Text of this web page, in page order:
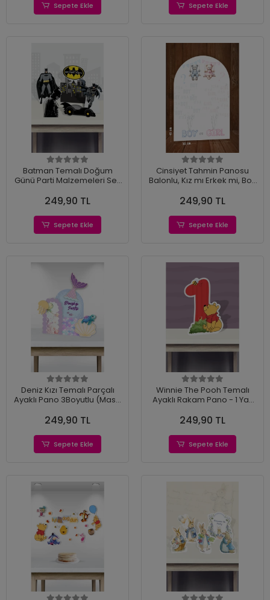
Sepete Ekle Sepete Ekle
Batman Temalı Doğum
Günü Parti Malzemeleri Seti
*Kalın Kağıt
249,90 TL
Sepete Ekle
Cinsiyet Tahmin Panosu
Balonlu, Kız mı Erkek mi, Boy
249,90 TL
Sepete Ekle
Deniz Kızı Temalı Parçalı
Ayaklı Pano 3Boyutlu (Masa
249,90 TL
Sepete Ekle
Winnie The Pooh Temalı
Ayaklı Rakam Pano - 1 Yaş
249,90 TL
Sepete Ekle